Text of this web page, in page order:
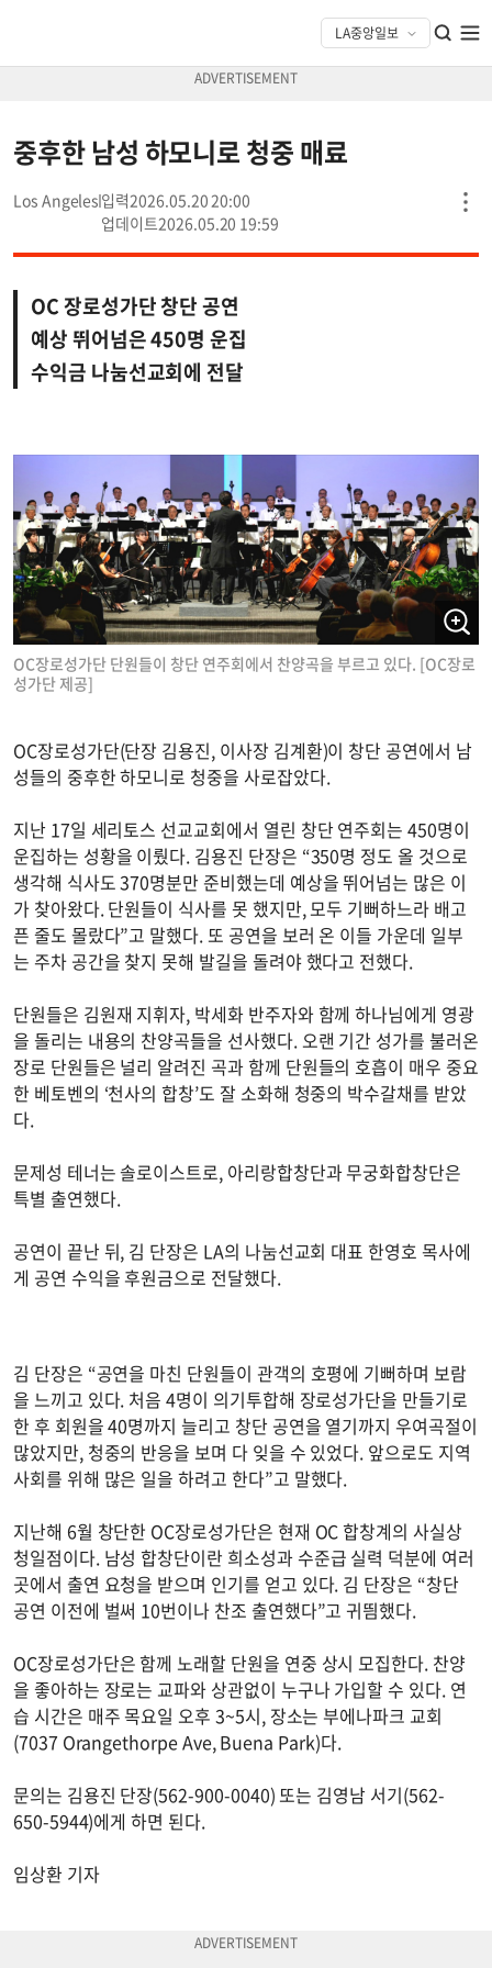
중후한 남성 하모니로 청중 매료
Los Angeles
2026.05.20 20:00
2026.05.20 19:59
OC 장로성가단 창단 공연
예상 뛰어넘은 450명 운집
수익금 나눔선교회에 전달
OC장로성가단 단원들이 창단 연주회에서 찬양곡을 부르고 있다. [OC장로
성가단 제공]
OC장로성가단(단장 김용진, 이사장 김계환)이 창단 공연에서 남
성들의 중후한 하모니로 청중을 사로잡았다.
지난 17일 세리토스 선교교회에서 열린 창단 연주회는 450명이
운집하는 성황을 이뤘다. 김용진 단장은 “350명 정도 올 것으로
생각해 식사도 370명분만 준비했는데 예상을 뛰어넘는 많은 이
가 찾아왔다. 단원들이 식사를 못 했지만, 모두 기뻐하느라 배고
픈 줄도 몰랐다”고 말했다. 또 공연을 보러 온 이들 가운데 일부
는 주차 공간을 찾지 못해 발길을 돌려야 했다고 전했다.
단원들은 김원재 지휘자, 박세화 반주자와 함께 하나님에게 영광
을 돌리는 내용의 찬양곡들을 선사했다. 오랜 기간 성가를 불러온
장로 단원들은 널리 알려진 곡과 함께 단원들의 호흡이 매우 중요
한 베토벤의 ‘천사의 합창’도 잘 소화해 청중의 박수갈채를 받았
다.
문제성 테너는 솔로이스트로, 아리랑합창단과 무궁화합창단은
특별 출연했다.
공연이 끝난 뒤, 김 단장은 LA의 나눔선교회 대표 한영호 목사에
게 공연 수익을 후원금으로 전달했다.
김 단장은 “공연을 마친 단원들이 관객의 호평에 기뻐하며 보람
을 느끼고 있다. 처음 4명이 의기투합해 장로성가단을 만들기로
한 후 회원을 40명까지 늘리고 창단 공연을 열기까지 우여곡절이
많았지만, 청중의 반응을 보며 다 잊을 수 있었다. 앞으로도 지역
사회를 위해 많은 일을 하려고 한다”고 말했다.
지난해 6월 창단한 OC장로성가단은 현재 OC 합창계의 사실상
청일점이다. 남성 합창단이란 희소성과 수준급 실력 덕분에 여러
곳에서 출연 요청을 받으며 인기를 얻고 있다. 김 단장은 “창단
공연 이전에 벌써 10번이나 찬조 출연했다”고 귀띔했다.
OC장로성가단은 함께 노래할 단원을 연중 상시 모집한다. 찬양
을 좋아하는 장로는 교파와 상관없이 누구나 가입할 수 있다. 연
습 시간은 매주 목요일 오후 3~5시, 장소는 부에나파크 교회
(7037 Orangethorpe Ave, Buena Park)다.
문의는 김용진 단장(562-900-0040) 또는 김영남 서기(562-
650-5944)에게 하면 된다.
임상환 기자